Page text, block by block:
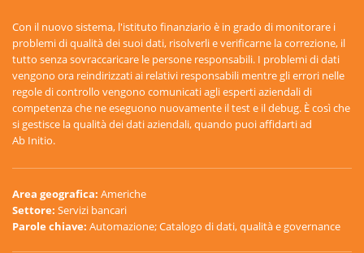
Con il nuovo sistema, l'istituto finanziario è in grado di monitorare i
problemi di qualità dei suoi dati, risolverli e verificarne la correzione, il
tutto senza sovraccaricare le persone responsabili. I problemi di dati
vengono ora reindirizzati ai relativi responsabili mentre gli errori nelle
regole di controllo vengono comunicati agli esperti aziendali di
competenza che ne eseguono nuovamente il test e il debug. È così che
si gestisce la qualità dei dati aziendali, quando puoi affidarti ad
Ab Initio.
Area geografica: Americhe
Settore: Servizi bancari
Parole chiave: Automazione; Catalogo di dati, qualità e governance